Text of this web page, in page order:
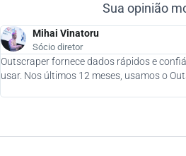
Sua opinião
Mihai Vinatoru
Sócio diretor
Outscraper fornece dados rápidos e
usar. Nos últimos 12 meses, usamos o